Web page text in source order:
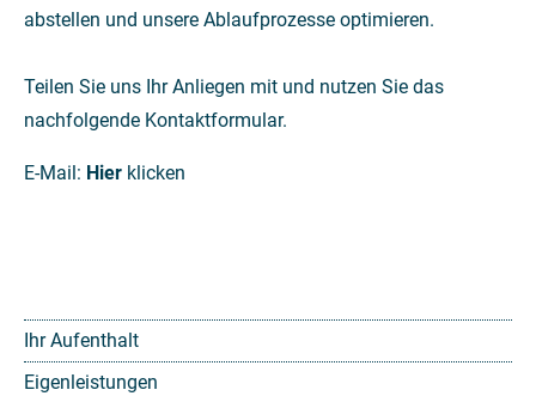
Ihr Aufenthalt
Eigenleistungen
abstellen und unsere Ablaufprozesse optimieren.
Teilen Sie uns Ihr Anliegen mit und nutzen Sie das
nachfolgende Kontaktformular.
E-Mail: Hier klicken